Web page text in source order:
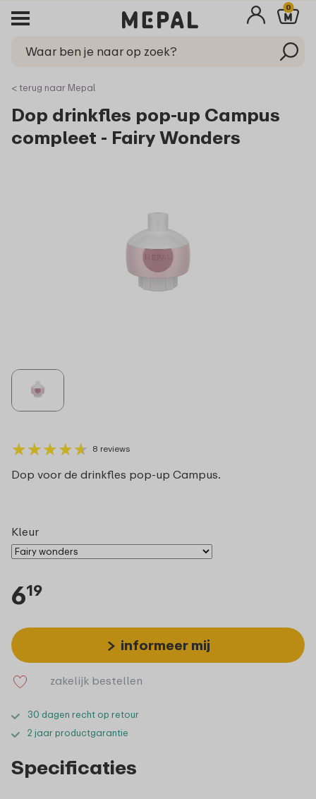
0
< terug naar Mepal
Dop drinkfles pop-up Campus
compleet - Fairy Wonders
★★★★★
★★★★★ 8 reviews
Dop voor de drinkfles pop-up Campus.
Kleur
619
informeer mij
zakelijk bestellen
30 dagen recht op retour
2 jaar productgarantie
Specificaties